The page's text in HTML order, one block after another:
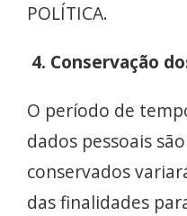
POLÍTICA.
4. Conservação
O período de
dados pessoais
conservados
das finalidades